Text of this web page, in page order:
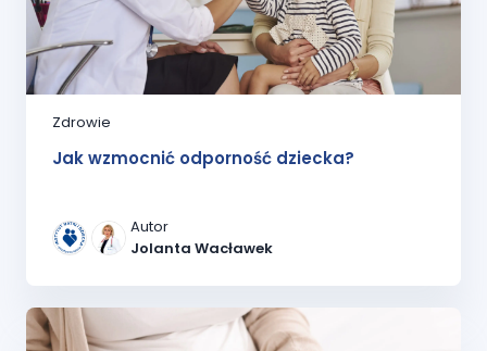
Zdrowie
Jak wzmocnić odporność dziecka?
Autor
Jolanta Wacławek